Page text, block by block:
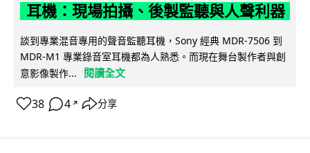
耳機：現場拍攝、後製監聽與人聲利器
談到專業混音專用的聲音監聽耳機，Sony 經典 MDR-7506 到
MDR-M1 專業錄音室耳機都為人熟悉。而現在舞台製作者與創
意影像製作...
閱讀全文
38 4 ↗ 分享